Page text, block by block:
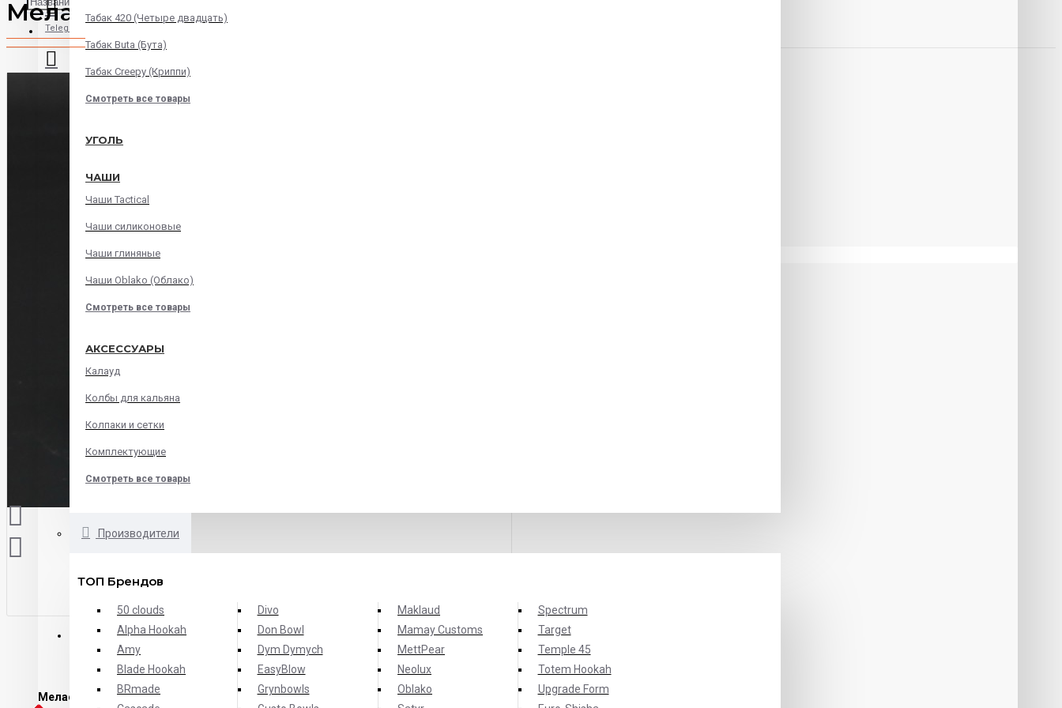
Telegram
Instagram
В корзине пусто!
Табак 420 (Четыре двадцать)
Табак Buta (Бута)
Табак Creepy (Криппи)
Смотреть все товары
УГОЛЬ
ЧАШИ
Чаши Tactical
Чаши силиконовые
Чаши глиняные
Чаши Oblako (Облако)
Смотреть все товары
АКСЕССУАРЫ
Калауд
Колбы для кальяна
Колпаки и сетки
Комплектующие
Смотреть все товары
Производители
ТОП Брендов
50 clouds
Alpha Hookah
Amy
Blade Hookah
BRmade
Divo
Don Bowl
Dym Dymych
EasyBlow
Grynbowls
Maklaud
Mamay Customs
MettPear
Neolux
Oblako
Spectrum
Target
Temple 45
Totem Hookah
Upgrade Form
Мелассоуловитель Storm Blue
ОПИСАНИЕ ХАРАКТЕРИСТИКИ ОТЗЫВЫ
Мелассоуловитель Storm
- крутой аксессуар, который значительно улучшит вашу работу с